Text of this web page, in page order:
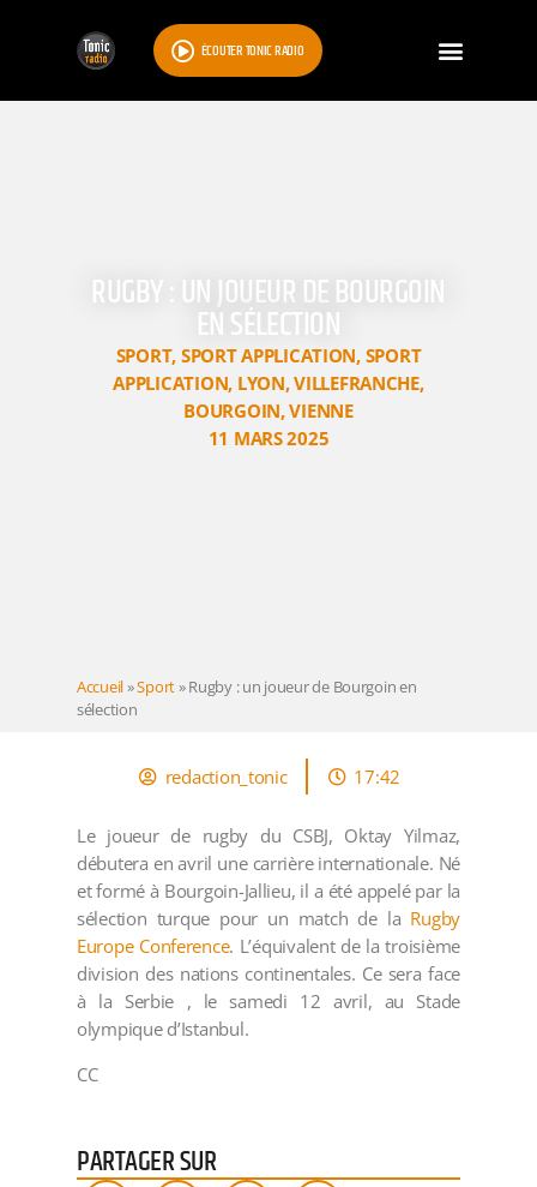
ÉCOUTER TONIC RADIO
RUGBY : UN JOUEUR DE BOURGOIN
EN SÉLECTION
SPORT, SPORT APPLICATION, SPORT
APPLICATION, LYON,VILLEFRANCHE,
BOURGOIN,VIENNE
11 MARS 2025
Accueil»Sport»Rugby : un joueur de Bourgoin en
sélection
redaction_tonic 17:42
Le joueur de rugby du CSBJ, Oktay Yilmaz,
débutera en avril une carrière internationale. Né
et formé à Bourgoin-Jallieu, il a été appelé par la
sélection turque pour un match de la Rugby
Europe Conference. L’équivalent de la troisième
division des nations continentales. Ce sera face
à la Serbie , le samedi 12 avril, au Stade
olympique d’Istanbul.
CC
PARTAGER SUR